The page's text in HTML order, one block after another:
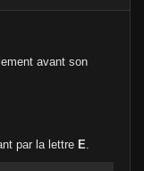
avant son
par la lettre E